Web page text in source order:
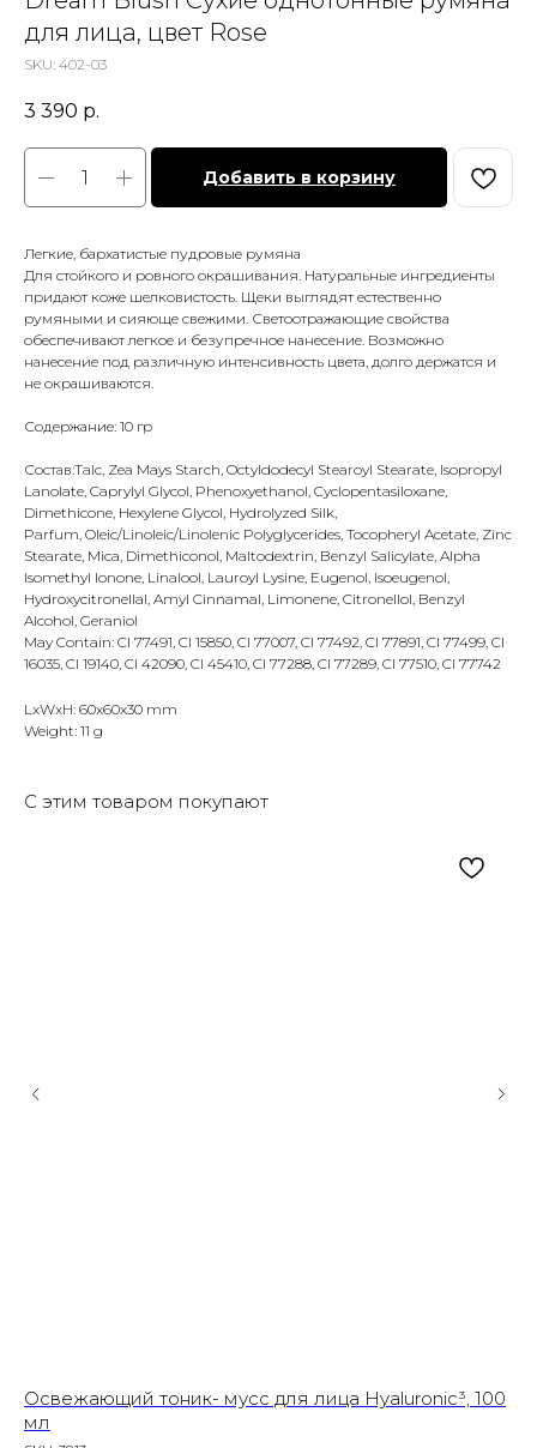
для лица, цвет Rose
SKU: 402-03
3 390 р.
Добавить в корзину
Легкие, бархатистые пудровые румяна
Для стойкого и ровного окрашивания. Натуральные ингредиенты
придают коже шелковистость. Щеки выглядят естественно
румяными и сияюще свежими. Светоотражающие свойства
обеспечивают легкое и безупречное нанесение. Возможно
нанесение под различную интенсивность цвета, долго держатся и
не окрашиваются.
Содержание: 10 гр
Состав:Talc, Zea Mays Starch, Octyldodecyl Stearoyl Stearate, Isopropyl
Lanolate, Caprylyl Glycol, Phenoxyethanol, Cyclopentasiloxane,
Dimethicone, Hexylene Glycol, Hydrolyzed Silk,
Parfum, Oleic/Linoleic/Linolenic Polyglycerides, Tocopheryl Acetate, Zinc
Stearate, Mica, Dimethiconol, Maltodextrin, Benzyl Salicylate, Alpha
Isomethyl Ionone, Linalool, Lauroyl Lysine, Eugenol, Isoeugenol,
Hydroxycitronellal, Amyl Cinnamal, Limonene, Citronellol, Benzyl
Alcohol, Geraniol
May Contain: CI 77491, CI 15850, CI 77007, CI 77492, CI 77891, CI 77499, CI
16035, CI 19140, CI 42090, CI 45410, CI 77288, CI 77289, CI 77510, CI 77742
LxWxH: 60x60x30 mm
Weight: 11 g
С этим товаром покупают
Освежающий тоник- мусс для лица Hyaluronic³, 100
мл